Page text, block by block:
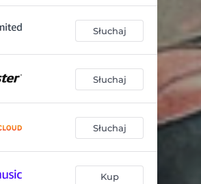
Słuchaj
Słuchaj
Słuchaj
Kup